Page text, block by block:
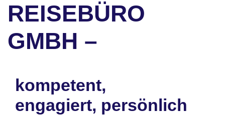
REISEBÜRO
GMBH –
kompetent,
engagiert, persönlich